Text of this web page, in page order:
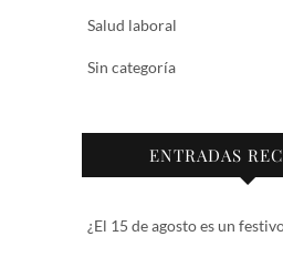
Salud laboral
Sin categoría
ENTRADAS
¿El 15 de agosto es un